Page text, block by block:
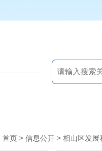
首页 > 信息公开 > 相山区发